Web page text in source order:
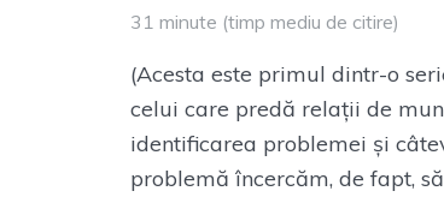
31 minute (timp mediu de citire)
(Acesta este primul dintr-o
celui care predă relații de
identificarea problemei și
problemă încercăm, de fapt,